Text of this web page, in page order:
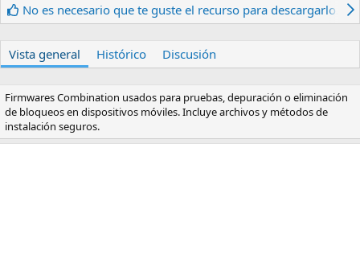
t
o
c
h
e
r
e
a
c
No es necesario que te guste el recurso para descargarlo.
Vista general Histórico Discusión
Firmwares Combination usados para pruebas, depuración o eliminación
de bloqueos en dispositivos móviles. Incluye archivos y métodos de
instalación seguros.